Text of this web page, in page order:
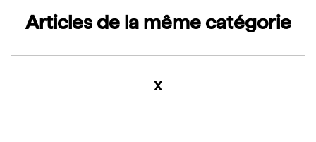
Articles de la même catégorie
x